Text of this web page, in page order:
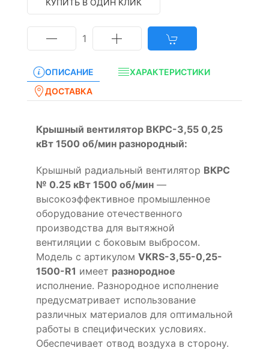
КУПИТЬ В ОДИН КЛИК
1
ОПИСАНИЕ
ХАРАКТЕРИСТИКИ
ДОСТАВКА
Крышный вентилятор ВКРС-3,55 0,25
кВт 1500 об/мин разнородный:
Крышный радиальный вентилятор ВКРС
№ 0.25 кВт 1500 об/мин —
высокоэффективное промышленное
оборудование отечественного
производства для вытяжной
вентиляции с боковым выбросом.
Модель с артикулом VKRS-3,55-0,25-
1500-R1 имеет разнородное
исполнение. Разнородное исполнение
предусматривает использование
различных материалов для оптимальной
работы в специфических условиях.
Обеспечивает отвод воздуха в сторону.